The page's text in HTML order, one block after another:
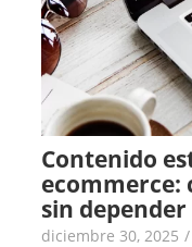
Contenido
ecommerce:
sin
diciembre 30, 2025 /